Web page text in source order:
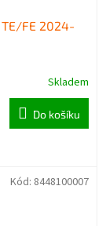
FE 2024-
Skladem
Do košíku
Kód: 8448100007